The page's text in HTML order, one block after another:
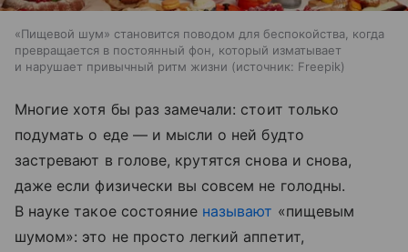
«Пищевой шум» становится поводом для беспокойства, когда
превращается в постоянный фон, который изматывает
и нарушает привычный ритм жизни
источник: Freepik
Многие хотя бы раз замечали: стоит только
подумать о еде — и мысли о ней будто
застревают в голове, крутятся снова и снова,
даже если физически вы совсем не голодны.
В науке такое состояние называют «пищевым
шумом»: это не просто легкий аппетит,